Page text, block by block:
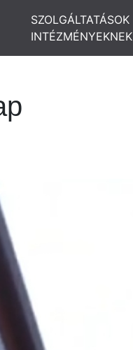
SZOLGÁLTATÁSOK
INTÉZMÉNYEKNEK